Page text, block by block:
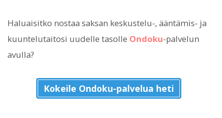
Haluaisitko nostaa saksan keskustelu-, ääntämis- ja
kuuntelutaitosi uudelle tasolle Ondoku-palvelun
avulla?
Kokeile Ondoku-palvelua heti